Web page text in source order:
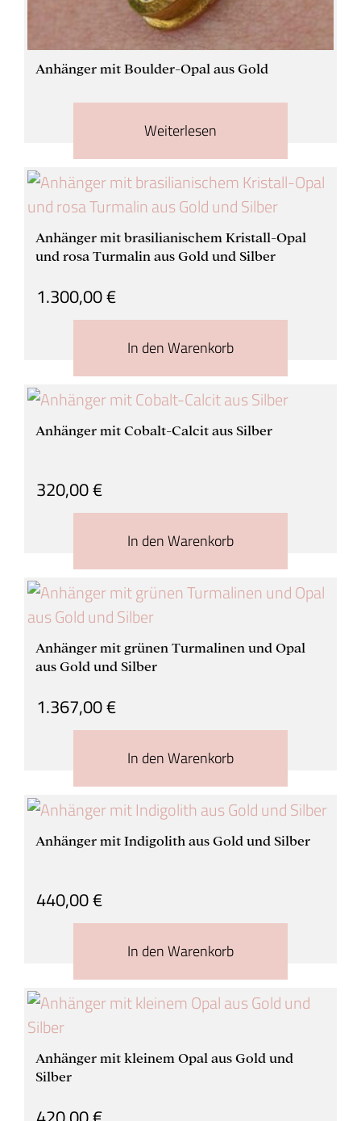
Anhänger mit Boulder-Opal aus Gold
Weiterlesen
Anhänger mit brasilianischem Kristall-Opal
und rosa Turmalin aus Gold und Silber
1.300,00€
In den Warenkorb
Anhänger mit Cobalt-Calcit aus Silber
320,00€
In den Warenkorb
Anhänger mit grünen Turmalinen und Opal
aus Gold und Silber
1.367,00€
In den Warenkorb
Anhänger mit Indigolith aus Gold und Silber
440,00€
In den Warenkorb
Anhänger mit kleinem Opal aus Gold und
Silber